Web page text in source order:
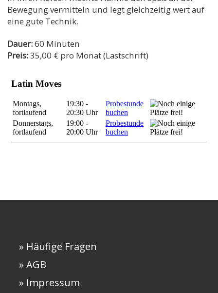
Bewegung vermitteln und legt gleichzeitig wert auf
eine gute Technik.
Dauer:60 Minuten
Preis:35,00 € pro Monat (Lastschrift)
» Häufige Fragen
» AGB
» Impressum